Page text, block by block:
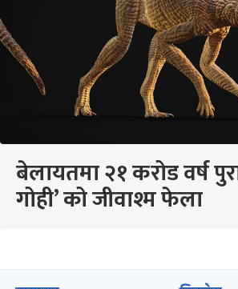
बेलायतमा २१ करोड वर्ष
गोही’ को जीवाश्म फेला